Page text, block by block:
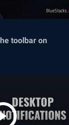
toolbar on